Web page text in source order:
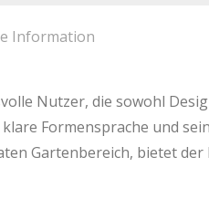
Information
Nutzer, die sowohl
Formensprache und
Gartenbereich, bietet